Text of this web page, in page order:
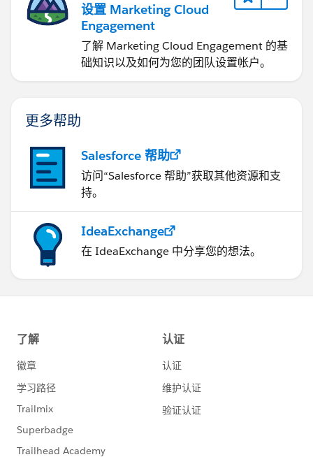
设置 Marketing Cloud
Engagement
了解 Marketing Cloud Engagement 的基
础知识以及如何为您的团队设置帐户。
更多帮助
Salesforce 帮助
访问“Salesforce 帮助”获取其他资源和支
持。
IdeaExchange
在 IdeaExchange 中分享您的想法。